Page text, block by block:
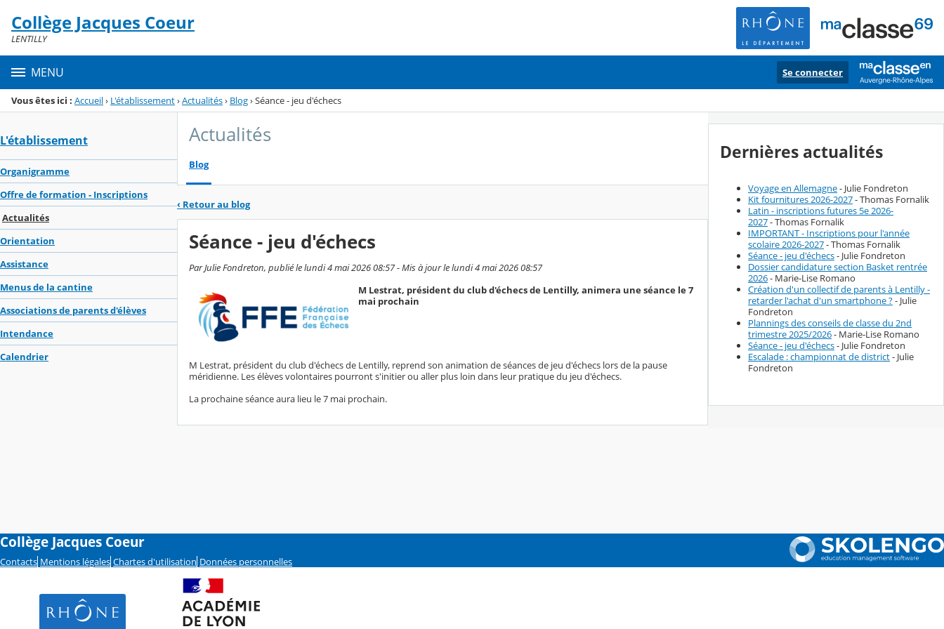
Menu de la rubrique
Contenu
Collège Jacques Coeur
LENTILLY
MENU Se connecter
Vous êtes ici : Accueil› L'établissement›Actualités› Blog›Séance - jeu d'échecs
L'établissement
Organigramme
Offre de formation - Inscriptions
Actualités
Orientation
Assistance
Menus de la cantine
Associations de parents d'élèves
Intendance
Calendrier
Actualités
Blog
‹ Retour au blog
Séance - jeu d'échecs
Par Julie Fondreton, publié le lundi 4 mai 2026 08:57 - Mis à jour le lundi 4 mai 2026 08:57
M Lestrat, président du club d'échecs de Lentilly, animera une séance le 7
mai prochain
M Lestrat, président du club d'échecs de Lentilly, reprend son animation de séances de jeu d'échecs lors de la pause
méridienne. Les élèves volontaires pourront s'initier ou aller plus loin dans leur pratique du jeu d'échecs.
La prochaine séance aura lieu le 7 mai prochain.
Dernières actualités
Voyage en Allemagne- Julie Fondreton
Kit fournitures 2026-2027- Thomas Fornalik
Latin - inscriptions futures 5e 2026-
2027- Thomas Fornalik
IMPORTANT - Inscriptions pour l'année
scolaire 2026-2027- Thomas Fornalik
Séance - jeu d'échecs- Julie Fondreton
Dossier candidature section Basket rentrée
2026- Marie-Lise Romano
Création d'un collectif de parents à Lentilly -
retarder l'achat d'un smartphone ?- Julie
Fondreton
Plannings des conseils de classe du 2nd
trimestre 2025/2026- Marie-Lise Romano
Séance - jeu d'échecs- Julie Fondreton
Escalade : championnat de district- Julie
Fondreton
Collège Jacques Coeur
Contacts Mentions légales Chartes d'utilisation Données personnelles